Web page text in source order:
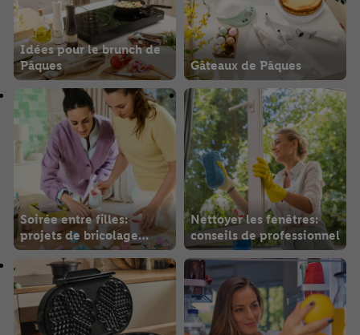
Idées pour le brunch de
Pâques
Gâteaux de Pâques
Soirée entre filles:
projets de bricolage
créatifs
Nettoyer les fenêtres:
conseils de professionnel